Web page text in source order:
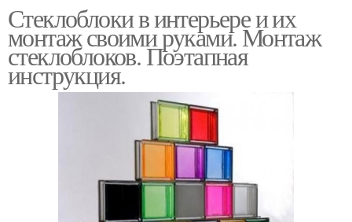
Стеклоблоки в интерьере и их
монтаж своими руками. Монтаж
стеклоблоков. Поэтапная
инструкция.